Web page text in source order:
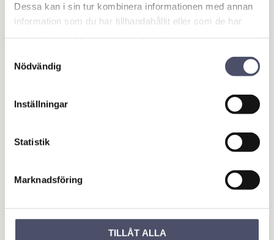
Dessa kan i sin tur kombinera informationen med annan
information som du har tillhandahållit eller som de har
Nödvändig
Inställningar
Statistik
Marknadsföring
TILLÅT ALLA
Dieselöverföringsstationen levereras komplett med:
K33 BIO mätare